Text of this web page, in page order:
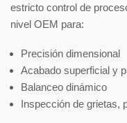
estricto control de
nivel OEM para:
Precisión dimensional
Acabado superficial y
Balanceo dinámico
Inspección de grietas,